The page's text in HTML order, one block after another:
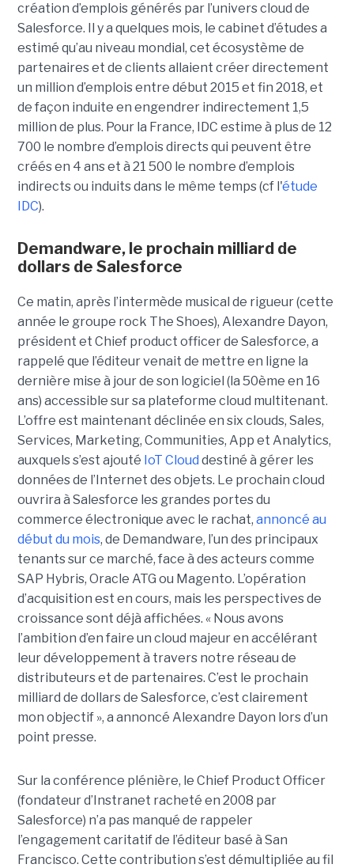
création d’emplois générés par l’univers cloud de
Salesforce. Il y a quelques mois, le cabinet d’études a
estimé qu’au niveau mondial, cet écosystème de
partenaires et de clients allaient créer directement
un million d’emplois entre début 2015 et fin 2018, et
de façon induite en engendrer indirectement 1,5
million de plus. Pour la France, IDC estime à plus de 12
700 le nombre d’emplois directs qui peuvent être
créés en 4 ans et à 21 500 le nombre d’emplois
indirects ou induits dans le même temps (cf l'étude
IDC).
Demandware, le prochain milliard de
dollars de Salesforce
Ce matin, après l’intermède musical de rigueur (cette
année le groupe rock The Shoes), Alexandre Dayon,
président et Chief product officer de Salesforce, a
rappelé que l’éditeur venait de mettre en ligne la
dernière mise à jour de son logiciel (la 50ème en 16
ans) accessible sur sa plateforme cloud multitenant.
L’offre est maintenant déclinée en six clouds, Sales,
Services, Marketing, Communities, App et Analytics,
auxquels s’est ajouté IoT Cloud destiné à gérer les
données de l’Internet des objets. Le prochain cloud
ouvrira à Salesforce les grandes portes du
commerce électronique avec le rachat, annoncé au
début du mois, de Demandware, l’un des principaux
tenants sur ce marché, face à des acteurs comme
SAP Hybris, Oracle ATG ou Magento. L’opération
d’acquisition est en cours, mais les perspectives de
croissance sont déjà affichées. « Nous avons
l’ambition d’en faire un cloud majeur en accélérant
leur développement à travers notre réseau de
distributeurs et de partenaires. C’est le prochain
milliard de dollars de Salesforce, c’est clairement
mon objectif », a annoncé Alexandre Dayon lors d’un
point presse.
Sur la conférence plénière, le Chief Product Officer
(fondateur d’Instranet racheté en 2008 par
Salesforce) n’a pas manqué de rappeler
l’engagement caritatif de l’éditeur basé à San
Francisco. Cette contribution s’est démultipliée au fil